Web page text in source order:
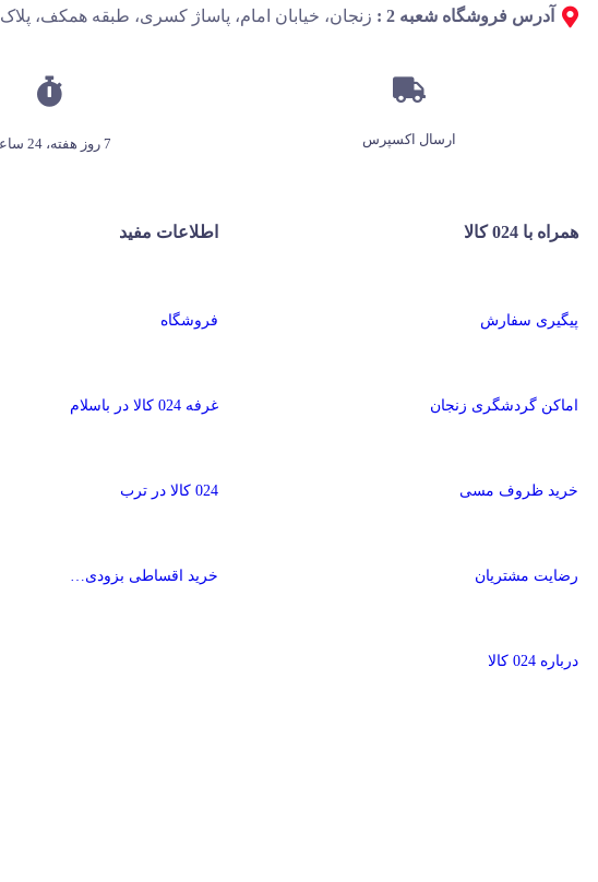
آدرس فروشگاه شعبه 2 : زنجان، خیابان امام، پاساژ کسری، طبقه همکف، پلاک 5
ارسال اکسپرس 7 روز هفته، 24 ساعته
همراه با 024 کالا
پیگیری سفارش
اماکن گردشگری زنجان
خرید ظروف مسی
رضایت مشتریان
درباره 024 کالا
اطلاعات مفید
فروشگاه
غرفه 024 کالا در باسلام
024 کالا در ترب
خرید اقساطی بزودی…